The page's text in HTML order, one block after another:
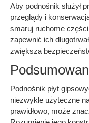
Aby podnośnik służył
przeglądy i
smaruj ruchome
zapewnić ich
zwiększa
Podnośnik płyt
niezwykle użyteczne
prawidłowo, może